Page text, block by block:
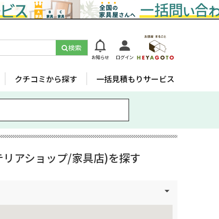
検索
お知らせ ログイン
クチコミから探す 一括見積もりサービス
アショップ/家具店)を探す